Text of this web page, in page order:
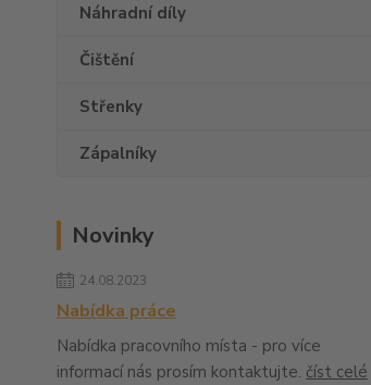
Náhradní díly
Čištění
Střenky
Zápalníky
Novinky
24.08.2023
Nabídka práce
Nabídka pracovního místa - pro více
informací nás prosím kontaktujte. číst celé